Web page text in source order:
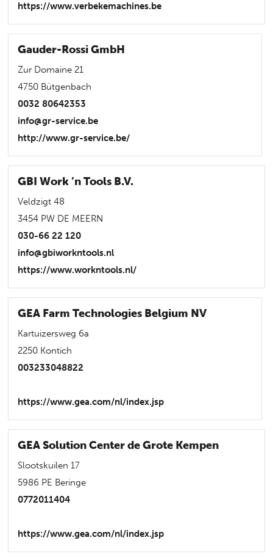
https://www.verbekemachines.be
Gauder-Rossi GmbH
Zur Domaine 21
4750 Bütgenbach
0032 80642353
info@gr-service.be
http://www.gr-service.be/
GBI Work ’n Tools B.V.
Veldzigt 48
3454 PW DE MEERN
030-66 22 120
info@gbiworkntools.nl
https://www.workntools.nl/
GEA Farm Technologies Belgium NV
Kartuizersweg 6a
2250 Kontich
003233048822
https://www.gea.com/nl/index.jsp
GEA Solution Center de Grote Kempen
Slootskuilen 17
5986 PE Beringe
0772011404
https://www.gea.com/nl/index.jsp